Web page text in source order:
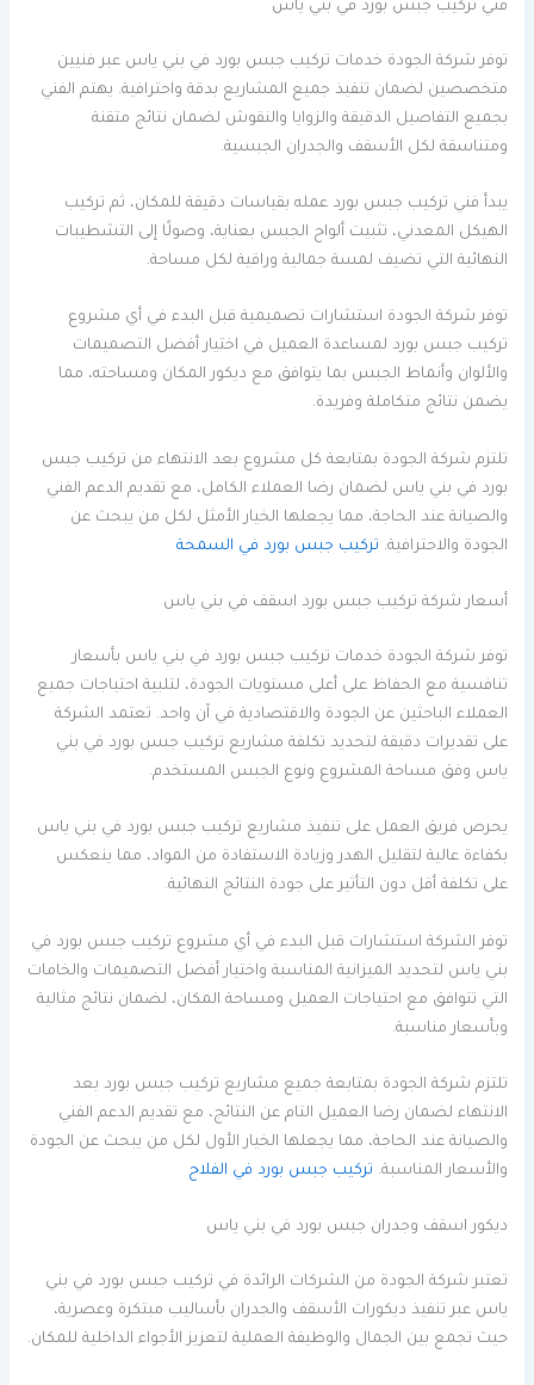
فني تركيب جبس بورد في بني ياس
توفر شركة الجودة خدمات تركيب جبس بورد في بني ياس عبر فنيين
متخصصين لضمان تنفيذ جميع المشاريع بدقة واحترافية. يهتم الفني
بجميع التفاصيل الدقيقة والزوايا والنقوش لضمان نتائج متقنة
ومتناسقة لكل الأسقف والجدران الجبسية.
يبدأ فني تركيب جبس بورد عمله بقياسات دقيقة للمكان، ثم تركيب
الهيكل المعدني، تثبيت ألواح الجبس بعناية، وصولًا إلى التشطيبات
النهائية التي تضيف لمسة جمالية وراقية لكل مساحة.
توفر شركة الجودة استشارات تصميمية قبل البدء في أي مشروع
تركيب جبس بورد لمساعدة العميل في اختيار أفضل التصميمات
والألوان وأنماط الجبس بما يتوافق مع ديكور المكان ومساحته، مما
يضمن نتائج متكاملة وفريدة.
تلتزم شركة الجودة بمتابعة كل مشروع بعد الانتهاء من تركيب جبس
بورد في بني ياس لضمان رضا العملاء الكامل، مع تقديم الدعم الفني
والصيانة عند الحاجة، مما يجعلها الخيار الأمثل لكل من يبحث عن
الجودة والاحترافية. تركيب جبس بورد في السمحة
أسعار شركة تركيب جبس بورد اسقف في بني ياس
توفر شركة الجودة خدمات تركيب جبس بورد في بني ياس بأسعار
تنافسية مع الحفاظ على أعلى مستويات الجودة، لتلبية احتياجات جميع
العملاء الباحثين عن الجودة والاقتصادية في آن واحد. تعتمد الشركة
على تقديرات دقيقة لتحديد تكلفة مشاريع تركيب جبس بورد في بني
ياس وفق مساحة المشروع ونوع الجبس المستخدم.
يحرص فريق العمل على تنفيذ مشاريع تركيب جبس بورد في بني ياس
بكفاءة عالية لتقليل الهدر وزيادة الاستفادة من المواد، مما ينعكس
على تكلفة أقل دون التأثير على جودة النتائج النهائية.
توفر الشركة استشارات قبل البدء في أي مشروع تركيب جبس بورد في
بني ياس لتحديد الميزانية المناسبة واختيار أفضل التصميمات والخامات
التي تتوافق مع احتياجات العميل ومساحة المكان، لضمان نتائج مثالية
وبأسعار مناسبة.
تلتزم شركة الجودة بمتابعة جميع مشاريع تركيب جبس بورد بعد
الانتهاء لضمان رضا العميل التام عن النتائج، مع تقديم الدعم الفني
والصيانة عند الحاجة، مما يجعلها الخيار الأول لكل من يبحث عن الجودة
والأسعار المناسبة. تركيب جبس بورد في الفلاح
ديكور اسقف وجدران جبس بورد في بني ياس
تعتبر شركة الجودة من الشركات الرائدة في تركيب جبس بورد في بني
ياس عبر تنفيذ ديكورات الأسقف والجدران بأساليب مبتكرة وعصرية،
حيث تجمع بين الجمال والوظيفة العملية لتعزيز الأجواء الداخلية للمكان.